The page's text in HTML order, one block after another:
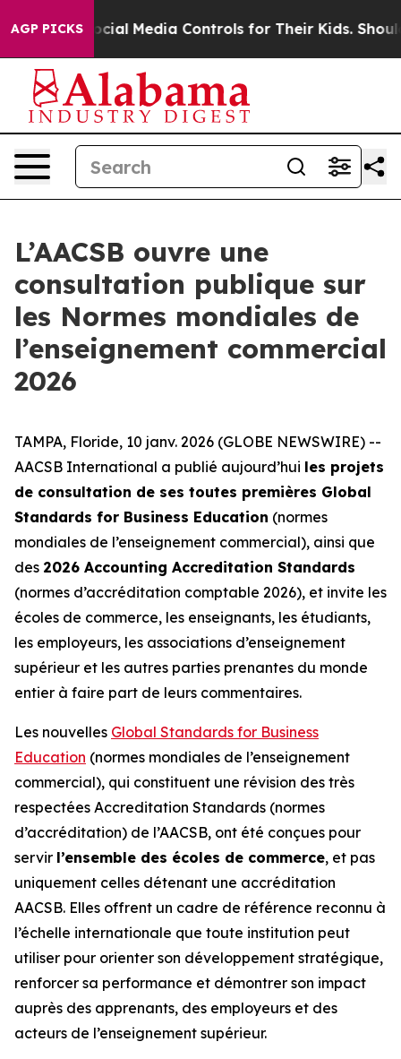
AGP PICKS
Social Media Controls for Their Kids. Should the
L’AACSB ouvre une
consultation publique sur
les Normes mondiales de
l’enseignement commercial
2026
TAMPA, Floride, 10 janv. 2026 (GLOBE NEWSWIRE) --
AACSB International a publié aujourd’hui les projets
de consultation de ses toutes premières Global
Standards for Business Education (normes
mondiales de l’enseignement commercial), ainsi que
des 2026 Accounting Accreditation Standards
(normes d’accréditation comptable 2026), et invite les
écoles de commerce, les enseignants, les étudiants,
les employeurs, les associations d’enseignement
supérieur et les autres parties prenantes du monde
entier à faire part de leurs commentaires.
Les nouvelles Global Standards for Business
Education (normes mondiales de l’enseignement
commercial), qui constituent une révision des très
respectées Accreditation Standards (normes
d’accréditation) de l’AACSB, ont été conçues pour
servir l’ensemble des écoles de commerce, et pas
uniquement celles détenant une accréditation
AACSB. Elles offrent un cadre de référence reconnu à
l’échelle internationale que toute institution peut
utiliser pour orienter son développement stratégique,
renforcer sa performance et démontrer son impact
auprès des apprenants, des employeurs et des
acteurs de l’enseignement supérieur.